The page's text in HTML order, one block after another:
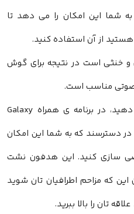
شما این امکان را می دهد تا
از آن استفاده کنید.
خنثی است در نتیجه برای گوش
صوتی مناسب است.
اگر صدای متفاوتی را ترجیح می دهید، در برنامه ی همراه Galaxy
Wearable چندین پیش تنظیم EQ در دسترسند که به شما این امکان
سازی کنید. این هدفون نشت
که مزاحم اطرافیان تان شوید
تان را بالا ببرید.